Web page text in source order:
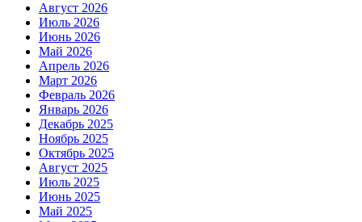
Август 2026
Июль 2026
Июнь 2026
Май 2026
Апрель 2026
Март 2026
Февраль 2026
Январь 2026
Декабрь 2025
Ноябрь 2025
Октябрь 2025
Август 2025
Июль 2025
Июнь 2025
Май 2025